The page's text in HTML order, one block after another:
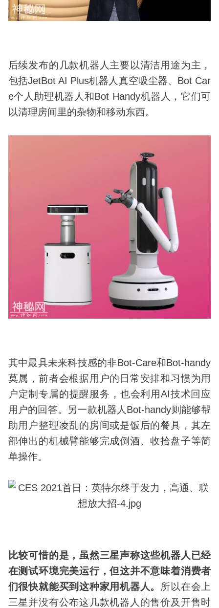
后续发布的几款机器人主要以清洁用途为主，
包括JetBot AI Plus机器人真空吸尘器、Bot Car
e个人助理机器人和Bot Handy机器人，它们可
以清理房间里的杂物和移动东西。
其中最具未来科技感的非Bot-Care和Bot-handy
莫属，前者会根据用户的日常安排和习惯为用
户定制专属的提醒服务，也会利用AI技术回应
用户的回答。另一款机器人Bot-handy则能够帮
助用户整理凌乱的房间或是饭后的餐具，其左
部伸出的机械臂能够完成倒酒、收拾盘子等简
单操作。
比较可惜的是，虽然三星声称这些机器人已经
在测试环境完美运行，但这并不意味着消费者
们很快就能买到这种家用机器人。 所以在会上
三星并没有公布这几款机器人的售价及开售时